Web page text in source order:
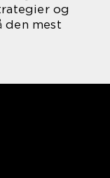
og
den mest